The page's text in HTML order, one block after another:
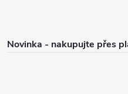
Novinka - nakupujte přes